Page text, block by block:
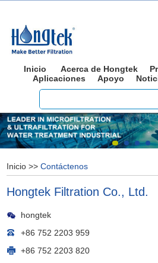
Inicio Acerca de Hongtek
Aplicaciones
Apoyo
Inicio >>Contáctenos
Hongtek Filtration Co., Ltd.
hongtek
+86 752 2203 959
+86 752 2203 820